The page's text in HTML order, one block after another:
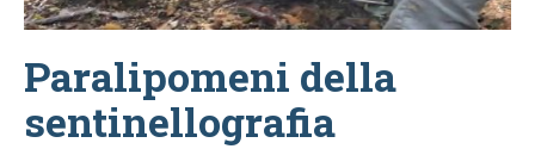
Paralipomeni della
sentinellografia